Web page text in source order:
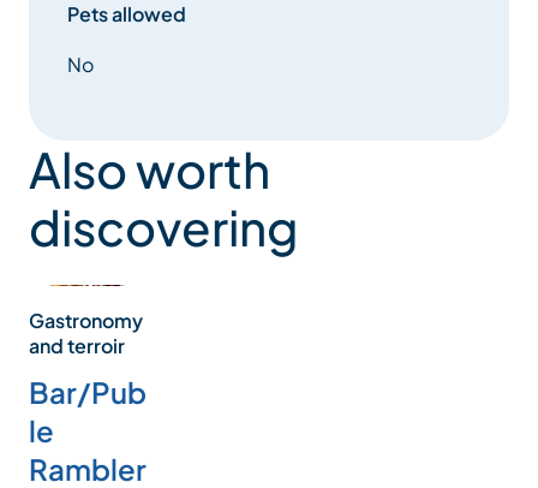
Pets allowed
No
Also worth
discovering
Gastronomy
and terroir
Bar/Pub
le
Rambler